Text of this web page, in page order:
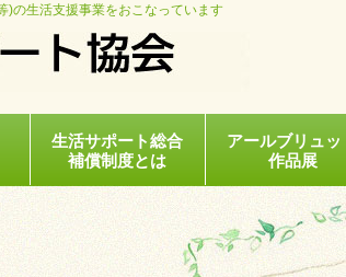
)の生活支援事業をおこなっています
生活サポート総合
補償制度とは
アールブリュッ
作品展